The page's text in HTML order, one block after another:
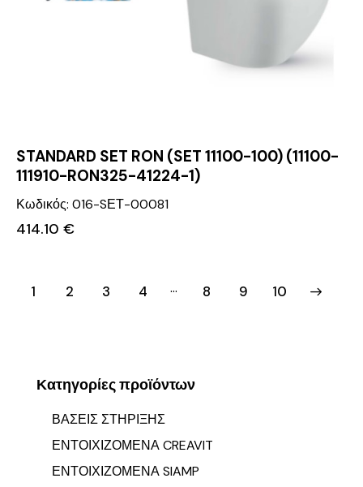
STANDARD SET RON (SET 11100-100) (11100-
111910-RON325-41224-1)
Κωδικός: 016-SΕΤ-00081
414.10 €
1 2 3 4 … 8 9 10
→
Κατηγορίες προϊόντων
ΒΑΣΕΙΣ ΣΤΗΡΙΞΗΣ
ΕΝΤΟΙΧΙΖΟΜΕΝΑ CREAVIT
ΕΝΤΟΙΧΙΖΟΜΕΝΑ SIAMP